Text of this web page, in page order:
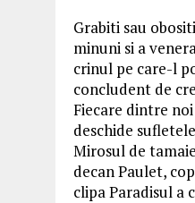
Grabiti sau
minuni si a
crinul pe care-l
concludent de
Fiecare dintre
deschide
Mirosul de
decan Paulet,
clipa Paradisul a